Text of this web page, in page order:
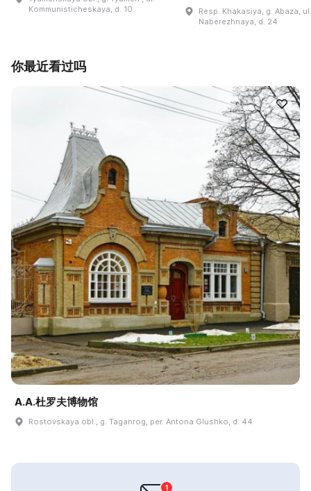
Kommunisticheskaya, d. 10
Resp. Khakasiya, g. Abaza, ul.
Naberezhnaya, d. 24
你最近看过吗
A.A.杜罗夫博物馆
Rostovskaya obl., g. Taganrog, per. Antona Glushko, d. 44